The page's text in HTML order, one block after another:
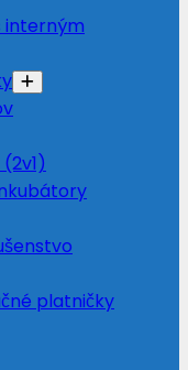
interným
platničky